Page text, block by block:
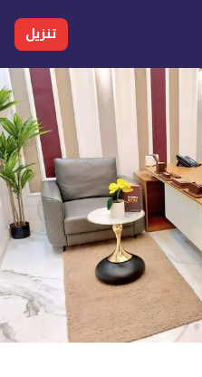
تنزيل